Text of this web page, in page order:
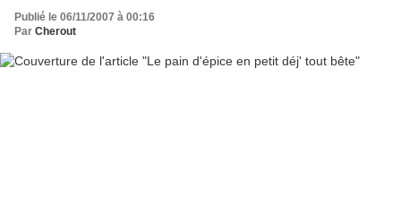
Publié le 06/11/2007 à 00:16
Par Cherout